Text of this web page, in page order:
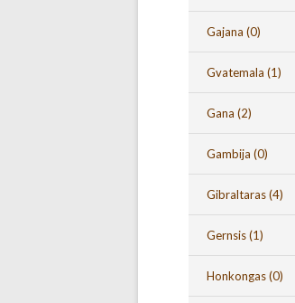
Gajana (0)
Gvatemala (1)
Gana (2)
Gambija (0)
Gibraltaras(4)
Gernsis(1)
Honkongas(0)